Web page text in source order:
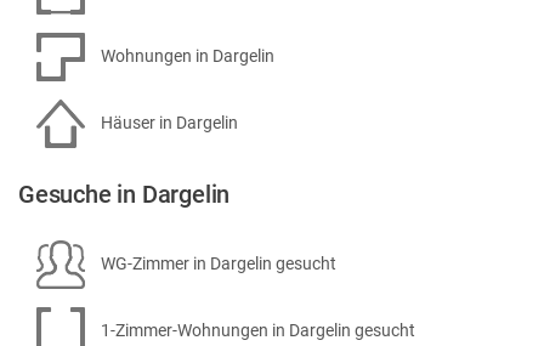
Wohnungen in Dargelin
Häuser in Dargelin
Gesuche in Dargelin
WG-Zimmer in Dargelin gesucht
1-Zimmer-Wohnungen in Dargelin gesucht